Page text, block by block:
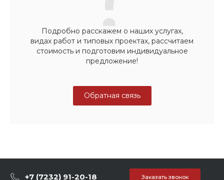
Подробно расскажем о наших услугах,
видах работ и типовых проектах, рассчитаем
стоимость и подготовим индивидуальное
предложение!
Обратная связь
+7 (7232) 91-20-18 Заказать звонок